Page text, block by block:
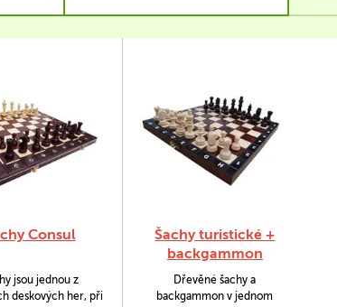
Consul
jsou jednou z
deskových her, při
Šachy turistické +
backgammon
Dřevěné šachy a
backgammon v jednom